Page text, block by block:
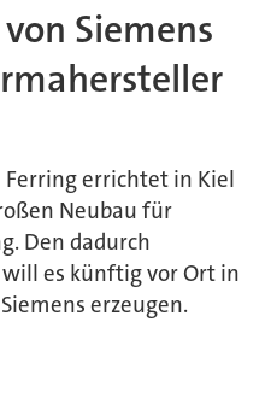
Siemens
errichtet in Kiel
Neubau für
Den dadurch
es künftig vor Ort in
erzeugen.